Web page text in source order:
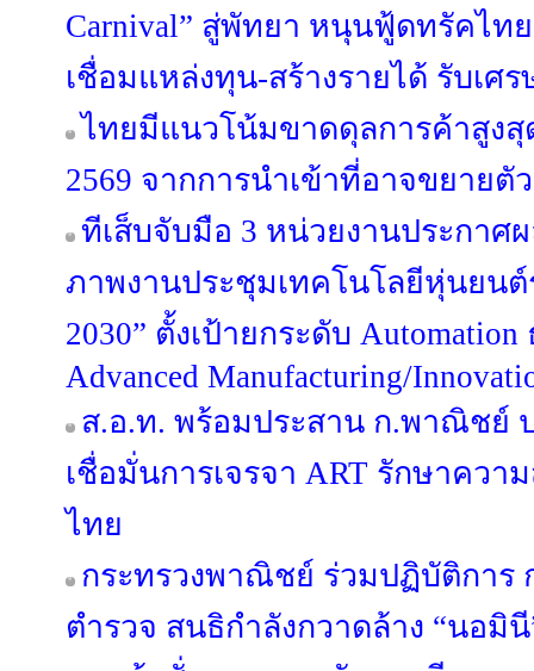
Carnival” สู่พัทยา หนุนฟู้ดทรัคไท
เชื่อมแหล่งทุน-สร้างรายได้ รับเศร
ไทยมีแนวโน้มขาดดุลการค้าสูง
2569 จากการนำเข้าที่อาจขยายตั
ทีเส็บจับมือ 3 หน่วยงานประกาศ
ภาพงานประชุมเทคโนโลยีหุ่นยนต์
2030” ตั้งเป้ายกระดับ
Advanced Manufacturing/
ส.อ.ท. พร้อมประสาน ก.พาณิชย์
เชื่อมั่นการเจรจา ART รักษาคว
ไทย
กระทรวงพาณิชย์ ร่วมปฏิบัติการ
ตำรวจ สนธิกำลังกวาดล้าง “นอมิ